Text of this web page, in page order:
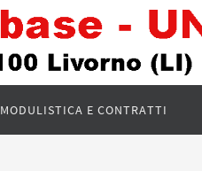
MODULISTICA E CONTRATTI